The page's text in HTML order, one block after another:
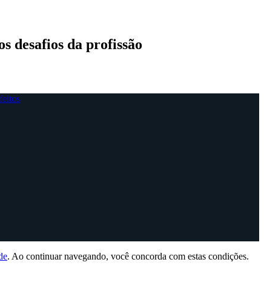
desafios da profissão
. Ao continuar navegando, você concorda com estas condições.